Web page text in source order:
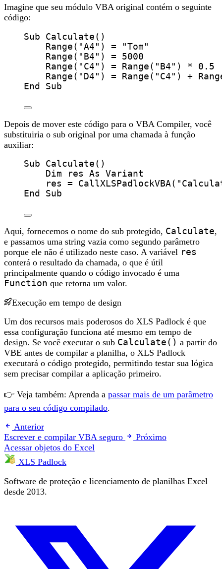
Imagine que seu módulo VBA original contém o seguinte
código:
Sub
Calculate ()
Range ( "A4 " ) = "Tom "
Range ( " B4 " ) =
5000
Range ( " C4 " ) = Range ( " B4 " ) *
0.5
Range ( " D4 " ) = Range ( " C4 " ) +
End Sub
Depois de mover este código para o VBA Compiler, você
substituiria o sub original por uma chamada à função
auxiliar:
Sub
Calculate ()
Dim res As
Variant
res
= CallXLSPadlockVBA( "
End Sub
Aqui, fornecemos o nome do sub protegido, Calculate,
e passamos uma string vazia como segundo parâmetro
porque ele não é utilizado neste caso. A variável res
conterá o resultado da chamada, o que é útil
principalmente quando o código invocado é uma
Function que retorna um valor.
Execução em tempo de design
Um dos recursos mais poderosos do XLS Padlock é que
essa configuração funciona até mesmo em tempo de
design. Se você executar o sub Calculate() a partir do
VBE antes de compilar a planilha, o XLS Padlock
executará o código protegido, permitindo testar sua lógica
sem precisar compilar a aplicação primeiro.
👉 Veja também: Aprenda a passar mais de um parâmetro
para o seu código compilado.
Anterior
Escrever e compilar VBA seguro
Próximo
Acessar objetos do Excel
XLS Padlock
Software de proteção e licenciamento de planilhas Excel
desde 2013.